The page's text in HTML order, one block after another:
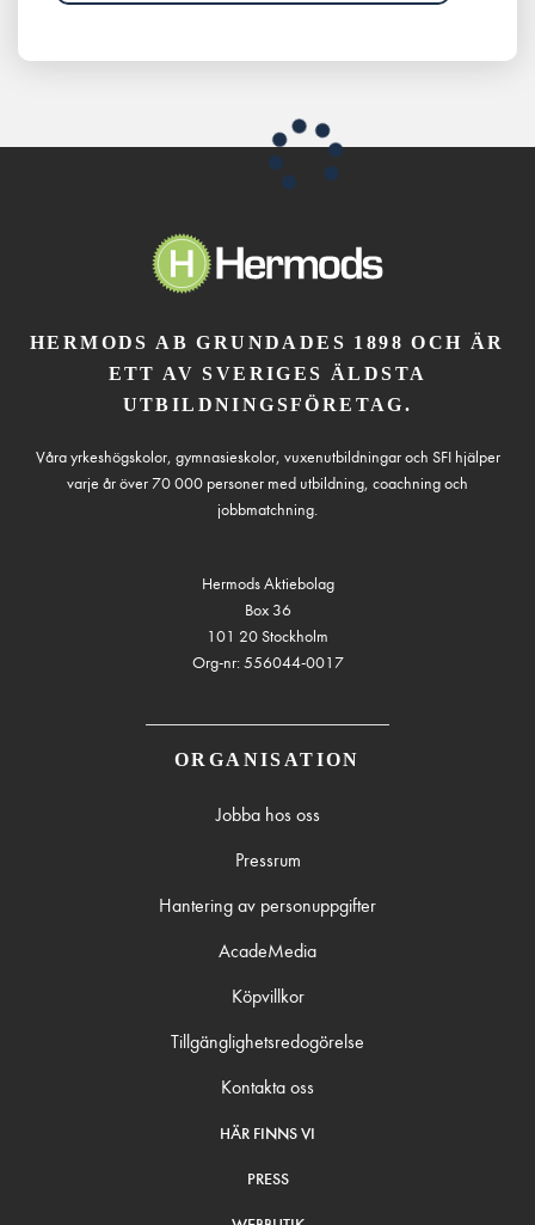
HERMODS AB GRUNDADES 1898 OCH ÄR
ETT AV SVERIGES ÄLDSTA
UTBILDNINGSFÖRETAG.
Våra yrkeshögskolor, gymnasieskolor, vuxenutbildningar och SFI hjälper
varje år över 70 000 personer med utbildning, coachning och
jobbmatchning.
Hermods Aktiebolag
Box 36
101 20 Stockholm
Org-nr: 556044-0017
ORGANISATION
Jobba hos oss
Pressrum
Hantering av personuppgifter
AcadeMedia
Köpvillkor
Tillgänglighetsredogörelse
Kontakta oss
HÄR FINNS VI
PRESS